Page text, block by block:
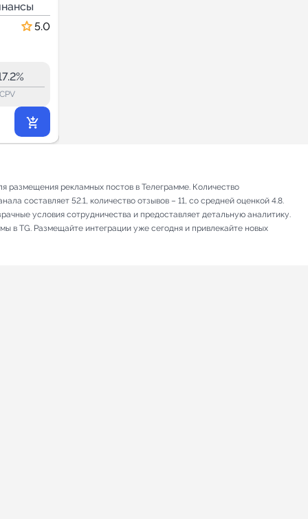
5.0
CPV
размещения рекламных постов в Телеграмме. Количество
составляет 52.1, количество отзывов – 11, со средней оценкой 4.8.
условия сотрудничества и предоставляет детальную аналитику.
в TG. Размещайте интеграции уже сегодня и привлекайте новых